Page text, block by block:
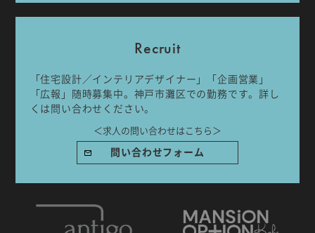
Recruit
「住宅設計／インテリアデザイナー」「企画営業」
「広報」随時募集中。神戸市灘区での勤務です。詳し
くは問い合わせください。
＜求人の問い合わせはこちら＞
問い合わせフォーム
IDA DESIGN by 株式会社 IDA Company
兵庫県神戸市灘区水道筋6丁目7番18号 NK103ビル1F